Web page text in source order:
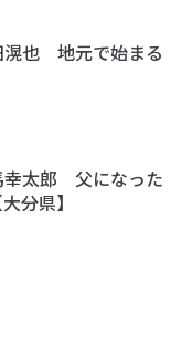
也 地元で始まる
太郎 父になった
分県】